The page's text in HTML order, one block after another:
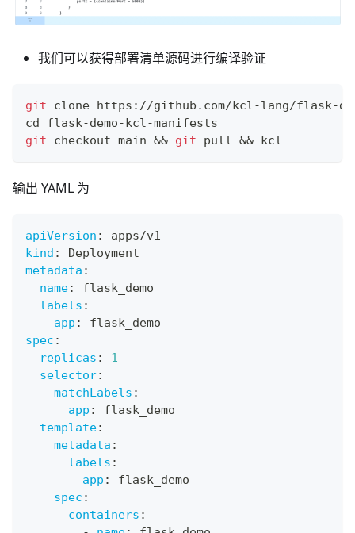
我们可以获得部署清单源码进行编译验证
git clone https://github.com/kcl-lang/flask-
cd flask-demo-kcl-manifests
git checkout main && git pull && kcl
输出 YAML 为
apiVersion :
apps/v1
kind :
Deployment
metadata :
name:
flask_demo
labels :
app :
flask_demo
spec :
replicas :
1
selector:
matchLabels :
app :
flask_demo
template:
metadata :
labels :
app :
flask_demo
spec :
containers :